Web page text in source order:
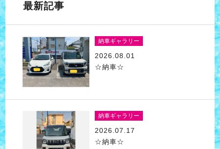
最新記事
納車ギャラリー
2026.08.01
☆納車☆
納車ギャラリー
2026.07.17
☆納車☆